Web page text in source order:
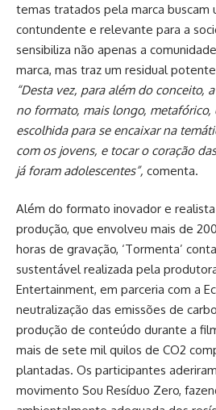
temas tratados pela marca buscam
contundente e relevante para a
sensibiliza não apenas a
marca, mas traz um residual
“Desta vez, para além do conceito,
no formato, mais longo, metafórico,
escolhida para se encaixar na
com os jovens, e tocar o coração
já foram adolescentes”, comenta.
Além do formato inovador e
produção, que envolveu mais de
horas de gravação, ‘Tormenta’
sustentável realizada pela
Entertainment, em parceria com a
neutralização das emissões de
produção de conteúdo durante a
mais de sete mil quilos de CO2
plantadas. Os participantes
movimento Sou Resíduo Zero,